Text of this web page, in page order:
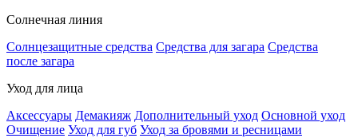
Солнечная линия
Солнцезащитные средства Средства для загара Средства
после загара
Уход для лица
Аксессуары Демакияж Дополнительный уход Основной уход
Очищение Уход для губ Уход за бровями и ресницами